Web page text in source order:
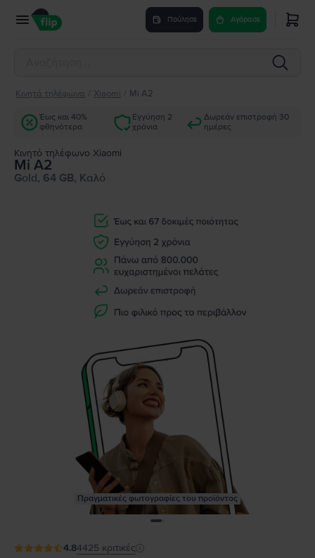
Πούλησε Αγόρασε
Κινητά τηλέφωνα Xiaomi Mi A2
Έως και 40%
φθηνότερα
Εγγύηση 2
χρόνια
Δωρεάν επιστροφή 30
ημέρες
Κινητό τηλέφωνο Xiaomi
Mi A2
Gold, 64 GB, Καλό
Πραγματικές φωτογραφίες του προϊόντος
4.84425 κριτικές